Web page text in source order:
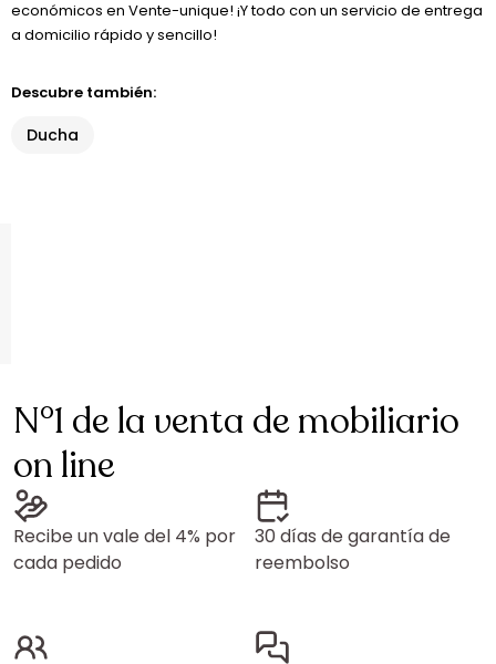
económicos en Vente-unique! ¡Y todo con un servicio de entrega
a domicilio rápido y sencillo!
Descubre también:
Ducha
N°1 de la venta de mobiliario
on line
Recibe un vale del 4% por
cada pedido
30 días de garantía de
reembolso